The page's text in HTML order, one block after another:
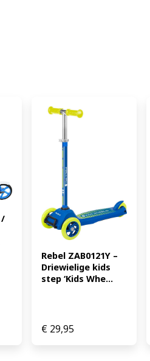
/
Rebel ZAB0121Y –
Driewielige kids
step ‘Kids Whe...
€ 29,95